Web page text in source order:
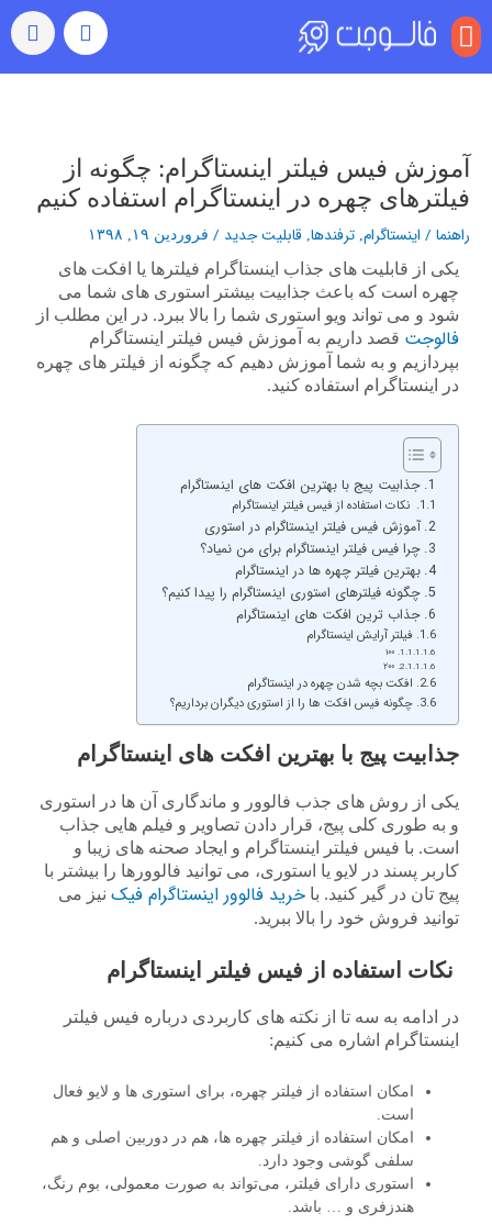
منو
آموزش فیس فیلتر اینستاگرام: چگونه از
فیلترهای چهره در اینستاگرام استفاده کنیم
راهنما / اینستاگرام ترفندها قابلیت جدید / فروردین ۱۹, ۱۳۹۸
یکی از قابلیت های جذاب اینستاگرام فیلترها یا افکت های
چهره است که باعث جذابیت بیشتر استوری های شما می
شود و می تواند ویو استوری شما را بالا ببرد. در این مطلب از
فالوجت قصد داریم به آموزش فیس فیلتر اینستاگرام
بپردازیم و به شما آموزش دهیم که چگونه از فیلتر های چهره
در اینستاگرام استفاده کنید.
جذابیت پیج با بهترین افکت های اینستاگرام
نکات استفاده از فیس فیلتر اینستاگرام
آموزش فیس فیلتر اینستاگرام در استوری
چرا فیس فیلتر اینستاگرام برای من نمیاد؟
بهترین فیلتر چهره ها در اینستاگرام
چگونه فیلترهای استوری اینستاگرام را پیدا کنیم؟
جذاب ترین افکت های اینستاگرام
فیلتر آرایش اینستاگرام
۱۰۰
۲۰۰
افکت بچه شدن چهره در اینستاگرام
چگونه فیس افکت ها را از استوری دیگران برداریم؟
جذابیت پیج با بهترین افکت های اینستاگرام
یکی از روش های جذب فالوور و ماندگاری آن ها در استوری
و به طوری کلی پیج، قرار دادن تصاویر و فیلم هایی جذاب
است. با فیس فیلتر اینستاگرام و ایجاد صحنه های زیبا و
کاربر پسند در لایو یا استوری، می توانید فالوورها را بیشتر با
پیج تان در گیر کنید. با خرید فالوور اینستاگرام فیک نیز می
توانید فروش خود را بالا ببرید.
نکات استفاده از فیس فیلتر اینستاگرام
در ادامه به سه تا از نکته های کاربردی درباره فیس فیلتر
اینستاگرام اشاره می کنیم:
امکان استفاده از فیلتر چهره، برای استوری ها و لایو فعال
است.
امکان استفاده از فیلتر چهره ها، هم در دوربین اصلی و هم
سلفی گوشی وجود دارد.
استوری دارای فیلتر، می‌تواند به صورت معمولی، بوم رنگ،
هندزفری و … باشد.